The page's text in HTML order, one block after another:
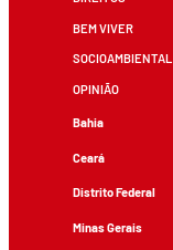
BEM VIVER
SOCIOAMBIENTAL
OPINIÃO
Bahia
Ceará
Distrito Federal
Minas Gerais